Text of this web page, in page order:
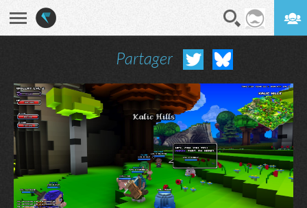
Partager